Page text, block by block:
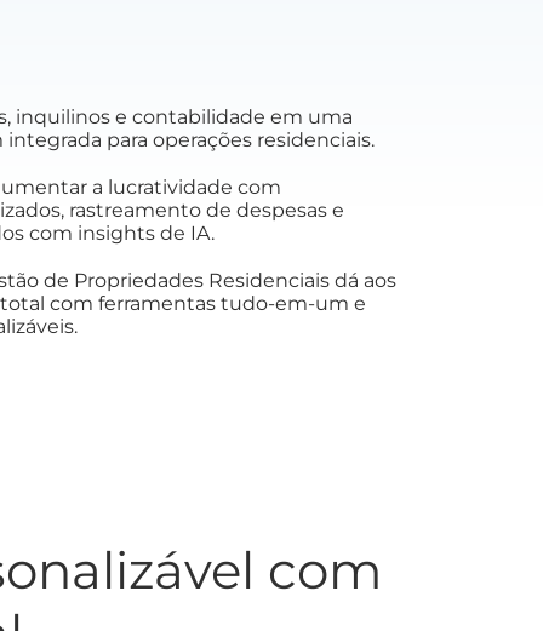
inquilinos e contabilidade em uma
para operações residenciais.
a lucratividade com
rastreamento de despesas e
com insights de IA.
de Propriedades Residenciais dá aos
com ferramentas tudo-em-um e
com